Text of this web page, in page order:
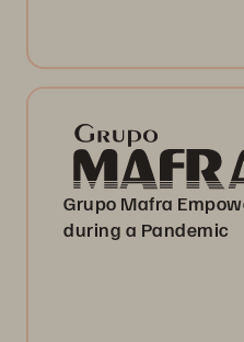
Grupo Mafra
during a Pandemic